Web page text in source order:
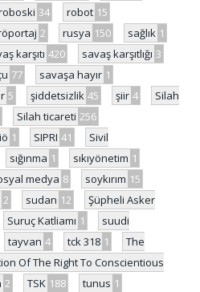
34 robot 15
2 rusya 150 sağlık 1
karşıtı 420 savaş karşıtlığı 3
77 savaşa hayır 1
5 şiddetsizlik 45 şiir 4
Silah
Silah ticareti 256
1 SIPRI 41
Sivil
sığınma 1 sıkıyönetim 1
medya 8 soykırım 15
2 sudan 12
Şüpheli Asker
Suruç Katliamı 1
suudi
tayvan 4 tck 318 1
The
Of The Right To Conscientious
2 TSK 188 tunus 1